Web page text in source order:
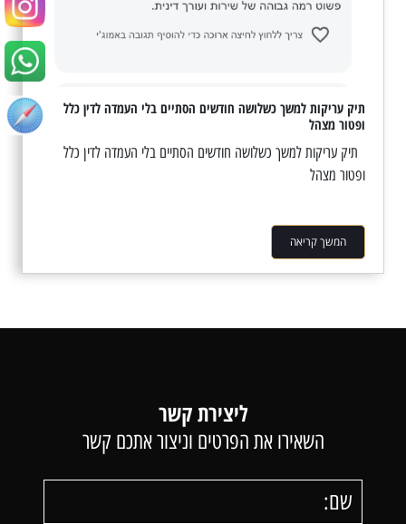
תיק עריקות למשך כשלושה חודשים הסתיים בלי העמדה לדין כלל
ופטור מצהל
תיק עריקות למשך כשלושה חודשים הסתיים בלי העמדה לדין כלל
ופטור מצהל
המשך קריאה
ליצירת קשר
השאירו את הפרטים וניצור אתכם קשר